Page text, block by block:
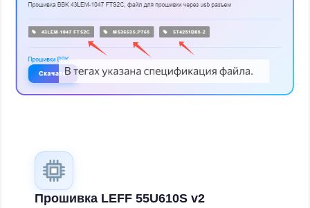
Прошивка LEFF 55U610S v2